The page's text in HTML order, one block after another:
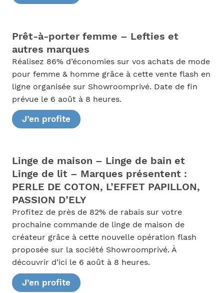
Prêt-à-porter femme – Lefties et
autres marques
Réalisez 86% d’économies sur vos achats de mode
pour femme & homme grâce à cette vente flash en
ligne organisée sur Showroomprivé. Date de fin
prévue le 6 août à 8 heures.
J’en profite
Linge de maison – Linge de bain et
Linge de lit – Marques présentent :
PERLE DE COTON, L’EFFET PAPILLON,
PASSION D’ELY
Profitez de près de 82% de rabais sur votre
prochaine commande de linge de maison de
créateur grâce à cette nouvelle opération flash
proposée sur la société Showroomprivé. À
découvrir d’ici le 6 août à 8 heures.
J’en profite